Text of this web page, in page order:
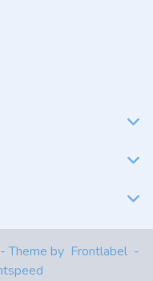
Theme by Frontlabel -